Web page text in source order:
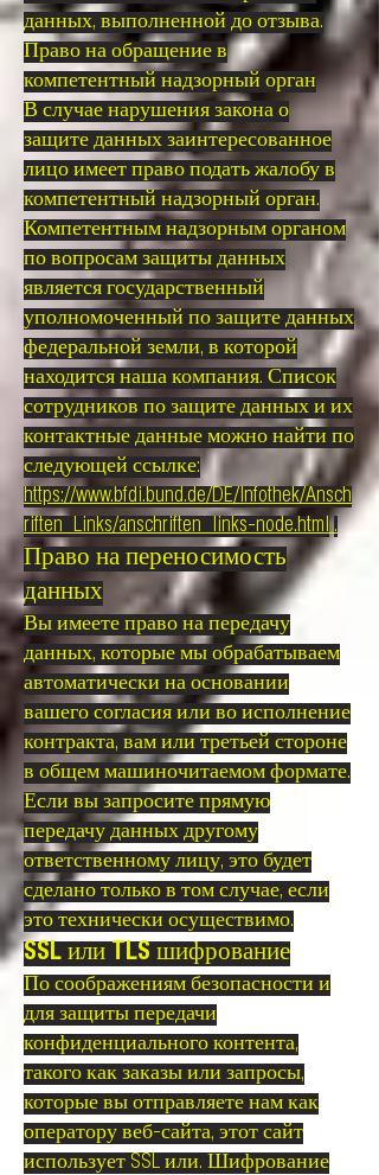
данных, выполненной до отзыва.
Право на обращение в
компетентный надзорный орган
В случае нарушения закона о
защите данных заинтересованное
лицо имеет право подать жалобу в
компетентный надзорный орган.
Компетентным надзорным органом
по вопросам защиты данных
является государственный
уполномоченный по защите данных
федеральной земли, в которой
находится наша компания. Список
сотрудников по защите данных и их
контактные данные можно найти по
следующей ссылке:
https://www.bfdi.bund.de/DE/Infothek/Ansch
riften_Links/anschriften_links-node.html .
Право на переносимость
данных
Вы имеете право на передачу
данных, которые мы обрабатываем
автоматически на основании
вашего согласия или во исполнение
контракта, вам или третьей стороне
в общем машиночитаемом формате.
Если вы запросите прямую
передачу данных другому
ответственному лицу, это будет
сделано только в том случае, если
это технически осуществимо.
SSL или TLS шифрование
По соображениям безопасности и
для защиты передачи
конфиденциального контента,
такого как заказы или запросы,
которые вы отправляете нам как
оператору веб-сайта, этот сайт
использует SSL или. Шифрование